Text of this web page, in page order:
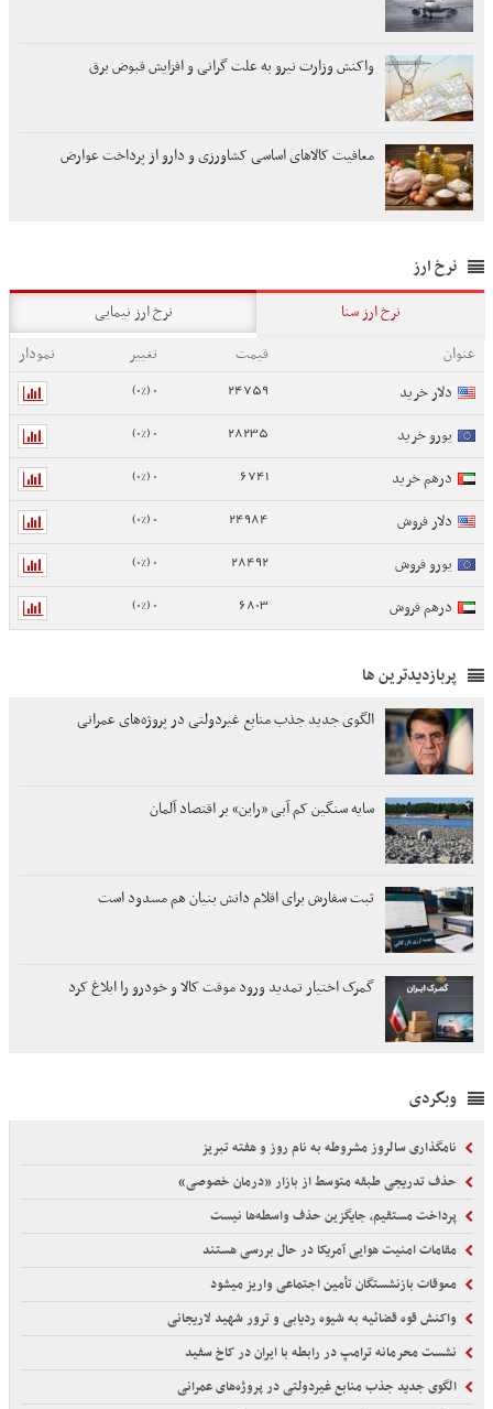
واکنش وزارت نیرو به علت گرانی و افزایش قبوض برق
معافیت کالاهای اساسی کشاورزی و دارو از پرداخت عوارض
نرخ ارز
نرخ ارز سنا
نرخ ارز نیمایی
عنوان
قیمت تغییر
نمودار
دلار خرید
24759
0 (0%)
یورو خرید 28235
0 (0%)
درهم خرید 6741
0 (0%)
دلار فروش 24984
0 (0%)
یورو فروش 28492
0 (0%)
درهم فروش 6803
0 (0%)
پربازدیدترین ها
الگوی جدید جذب منابع غیردولتی در پروژه‌های عمرانی
سایه سنگین کم آبی «راین» بر اقتصاد آلمان
ثبت سفارش برای اقلام دانش بنیان هم مسدود است
گمرک اختیار تمدید ورود موقت کالا و خودرو را ابلاغ کرد
وبگردی
نامگذاری سالروز مشروطه به نام روز و هفته تبریز
حذف تدریجی طبقه متوسط از بازار «درمان خصوصی»
پرداخت مستقیم، جایگزین حذف واسطه‌ها نیست
مقامات امنیت هوایی آمریکا در حال بررسی هستند
معوقات بازنشستگان تأمین اجتماعی واریز میشود
واکنش قوه قضائیه به شیوه ردیابی و ترور شهید لاریجانی
نشست محرمانه ترامپ در رابطه با ایران در کاخ سفید
الگوی جدید جذب منابع غیردولتی در پروژه‌های عمرانی